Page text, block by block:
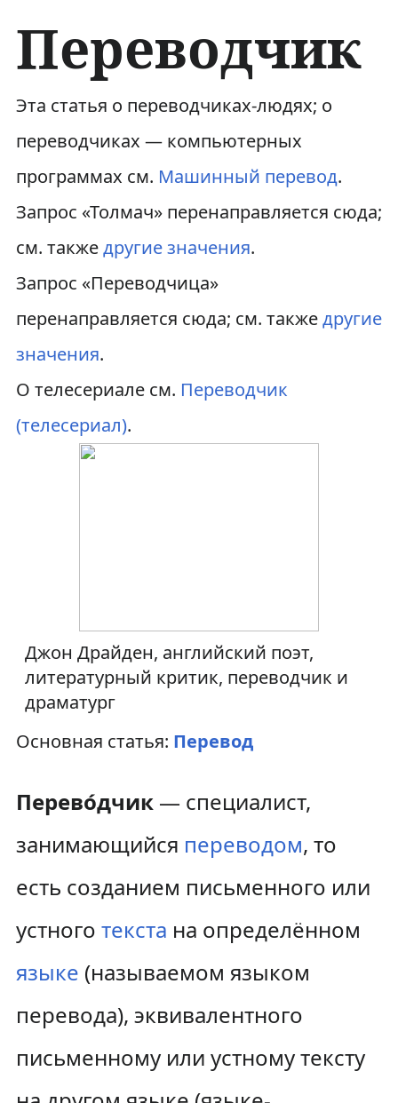
Переводчик
П
е
р
е
й
т
и
к
н
а
П
е
р
е
й
т
и
к
п
о
Эта статья о переводчиках-людях; о
переводчиках — компьютерных
программах см. Машинный перевод.
Запрос «Толмач» перенаправляется сюда;
см. такжедругие значения.
Запрос «Переводчица»
перенаправляется сюда; см. такжедругие
значения.
О телесериале см. Переводчик
(телесериал).
Джон Драйден, английский поэт,
литературный критик, переводчик и
драматург
Основная статья: Перевод
Перево́дчик— специалист,
занимающийся переводом, то
есть созданием письменного или
устного текста на определённом
языке (называемом языком
перевода), эквивалентного
письменному или устному тексту